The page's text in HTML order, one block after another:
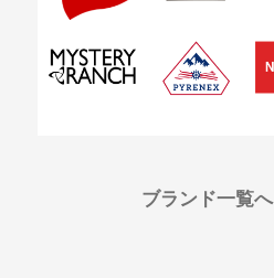
ブランド一覧へ